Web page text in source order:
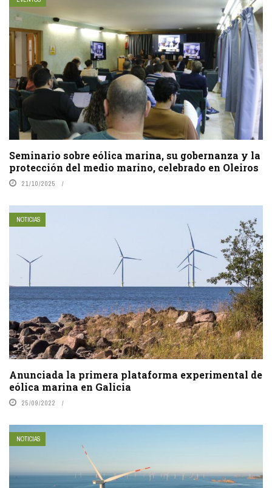
Seminario sobre eólica marina, su gobernanza y la
protección del medio marino, celebrado en Oleiros
21/10/2025
NOTICIAS
Anunciada la primera plataforma experimental de
eólica marina en Galicia
25/09/2022
NOTICIAS